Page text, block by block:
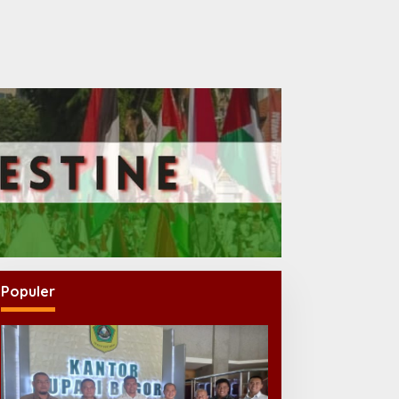
Antrean Operasi Bedah
Saraf Memanjang, DPRD
Populer